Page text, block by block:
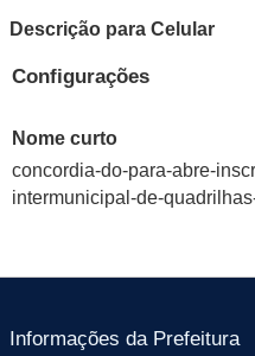
Descrição para Celular
Configurações
Nome curto
concordia-do-para-abre-
intermunicipal-de-
Informações da Prefeitura